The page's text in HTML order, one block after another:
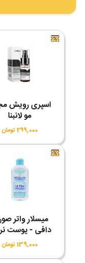
اسپری رویش
مو لانبنا
299,000 تومان
میسلار واتر
دافی - پوست
139,000 تومان